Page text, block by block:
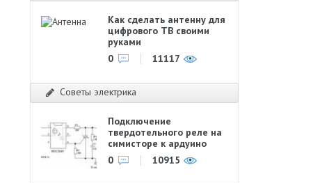
Как сделать антенну для
цифрового ТВ своими
руками
0
11117
Советы электрика
Подключение
твердотельного реле на
симисторе к ардуино
0
10915